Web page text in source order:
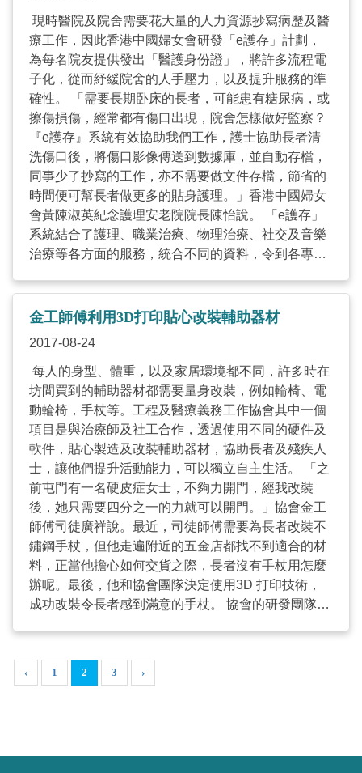
同工，當長者學習知識後，可以正確用藥，對自己可
以身體健康的信心大了，不會在一刻不適時，就立即
召喚救護車或看醫生，減少求診及召喚救護車的情
況。 ...
現時醫院及院舍需要花大量的人力資源抄寫病歷及醫
療工作，因此香港中國婦女會研發「e護存」計劃，
為每名院友提供發出「醫護身份證」，將許多流程電
子化，從而紓緩院舍的人手壓力，以及提升服務的準
確性。 「需要長期卧床的長者，可能患有糖尿病，或
擦傷損傷，經常都有傷口出現，院舍怎樣做好監察？
『e護存』系統有效協助我們工作，護士協助長者清
洗傷口後，將傷口影像傳送到數據庫，並自動存檔，
同事少了抄寫的工作，亦不需要做文件存檔，節省的
時間便可幫長者做更多的貼身護理。」香港中國婦女
會黃陳淑英紀念護理安老院院長陳怡說。 「e護存」
系統結合了護理、職業治療、物理治療、社交及音樂
治療等各方面的服務，統合不同的資料，令到各專業
另外，過往院舍花許多時間於交更工作上，而這系統
具備提示的功能，提示下一更的同事什麼工仍未完
解長者的狀況，在管理層方面，除了院舍的風險評估
及監控，主管可透過這系統了解院舍的不同工作，看
看有那些工作未完成或異常。 例如照顧員每天需要為
每名院友檢查身體，量血壓及體溫，並在健康「排
版」寫上體溫紀錄：「上午9時量體溫，37.8度，體溫
偏高」等等。量度體溫整個程序可能只需十秒，但
「排版」抄寫就花上一分鐘時間。新系統其中一個功
能是將探熱器直接連接電腦，當工作人員探熱後，便
將院友的體溫紀錄上載至系統，不用再抄寫。另外，
系統有警報系統，如發現同時有3名院友發燒，便立
即通知管理層，作出預防工作，避免流感等疾病的大
爆發，保障其他院友的健康。 陳院長指，院舍工作煩
重、長者身體往往有不同的變化、業界同時面對行內
招聘困難及流失，加上24小時的輪班工作，同事在交
現錯誤。「e護存」系統有助院舍解決難題，工作人
金工師傅利用3D打印貼心改裝輔助器材
2017-08-24
每人的身型、體重，以及家居環境都不同，許多時在
坊間買到的輔助器材都需要量身改裝，例如輪椅、電
動輪椅，手杖等。工程及醫療義務工作協會其中一個
項目是與治療師及社工合作，透過使用不同的硬件及
軟件，貼心製造及改裝輔助器材，協助長者及殘疾人
士，讓他們提升活動能力，可以獨立自主生活。 「之
前屯門有一名硬皮症女士，不夠力開門，經我改裝
後，她只需要四分之一的力就可以開門。」協會金工
師傅司徒廣祥說。最近，司徒師傅需要為長者改裝不
鏽鋼手杖，但他走遍附近的五金店都找不到適合的材
料，正當他擔心如何交貨之際，長者沒有手杖用怎麼
辦呢。最後，他和協會團隊決定使用3D 打印技術，
成功改裝令長者感到滿意的手杖。 協會的研發團隊引
輔助器材，並不是大量生產，協會只需量身訂造一
件、兩件，以至十件左右的產品，所以3D打印可以滿
‹ 1 2 3 ›